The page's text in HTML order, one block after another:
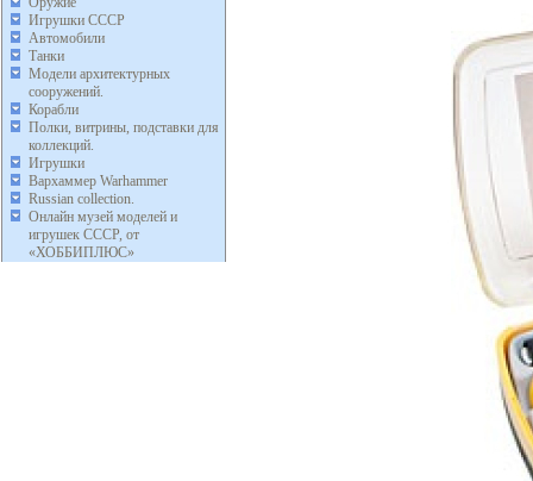
Игрушки СССР
Автомобили
Танки
Модели архитектурных
сооружений.
Корабли
Полки, витрины, подставки для
коллекций.
Игрушки
Вархаммер Warhammer
Russian collection.
Онлайн музей моделей и
игрушек СССР, от
«ХОББИПЛЮС»